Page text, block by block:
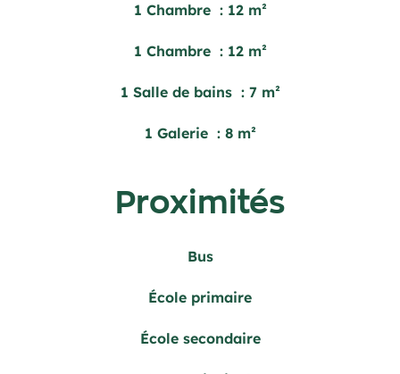
1 Chambre 12 m²
1 Chambre 12 m²
1 Salle de bains 7 m²
1 Galerie 8 m²
Proximités
Bus
École primaire
École secondaire